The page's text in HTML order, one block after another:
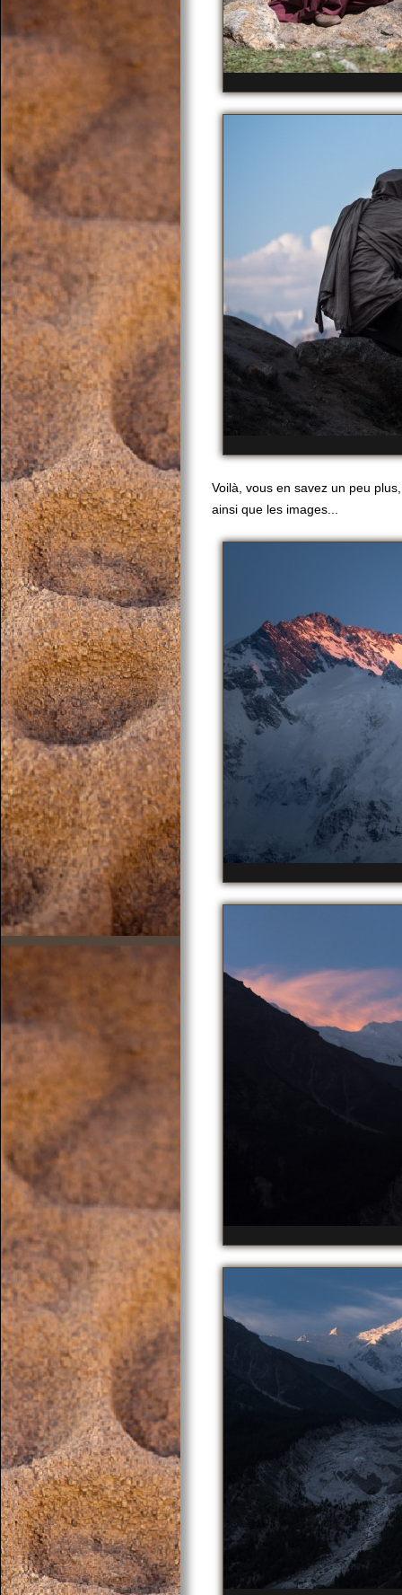
Voilà, vous en savez un peu
ainsi que les images...